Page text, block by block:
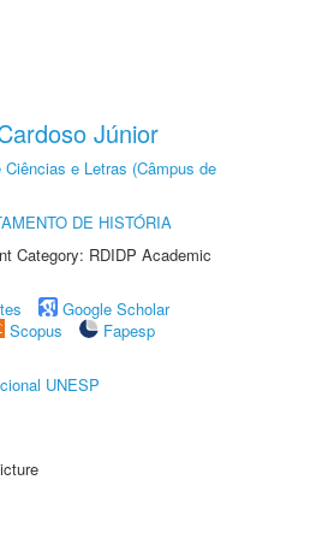
Júnior
Ciências e Letras (Câmpus de
DE HISTÓRIA
Category: RDIDP Academic
Google Scholar
Scopus
Fapesp
UNESP